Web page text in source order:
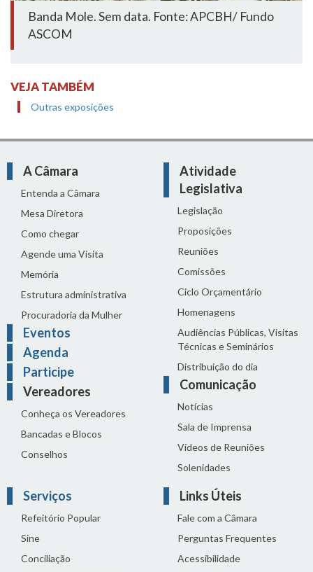
Banda Mole. Sem data. Fonte: APCBH/ Fundo
ASCOM
VEJA TAMBÉM
Outras exposições
A Câmara
Entenda a Câmara
Mesa Diretora
Como chegar
Agende uma Visita
Memória
Estrutura administrativa
Procuradoria da Mulher
Eventos
Agenda
Participe
Vereadores
Conheça os Vereadores
Bancadas e Blocos
Conselhos
Atividade
Legislativa
Legislação
Proposições
Reuniões
Comissões
Ciclo Orçamentário
Homenagens
Audiências Públicas, Visitas
Técnicas e Seminários
Distribuição do dia
Comunicação
Notícias
Sala de Imprensa
Vídeos de Reuniões
Solenidades
Serviços
Refeitório Popular
Sine
Conciliação
Links Úteis
Fale com a Câmara
Perguntas Frequentes
Acessibilidade